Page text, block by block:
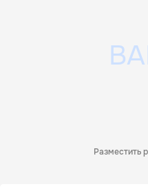
Разместить